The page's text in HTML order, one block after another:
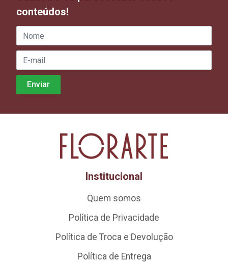
conteúdos!
Institucional
Quem somos
Política de Privacidade
Política de Troca e Devolução
Política de Entrega